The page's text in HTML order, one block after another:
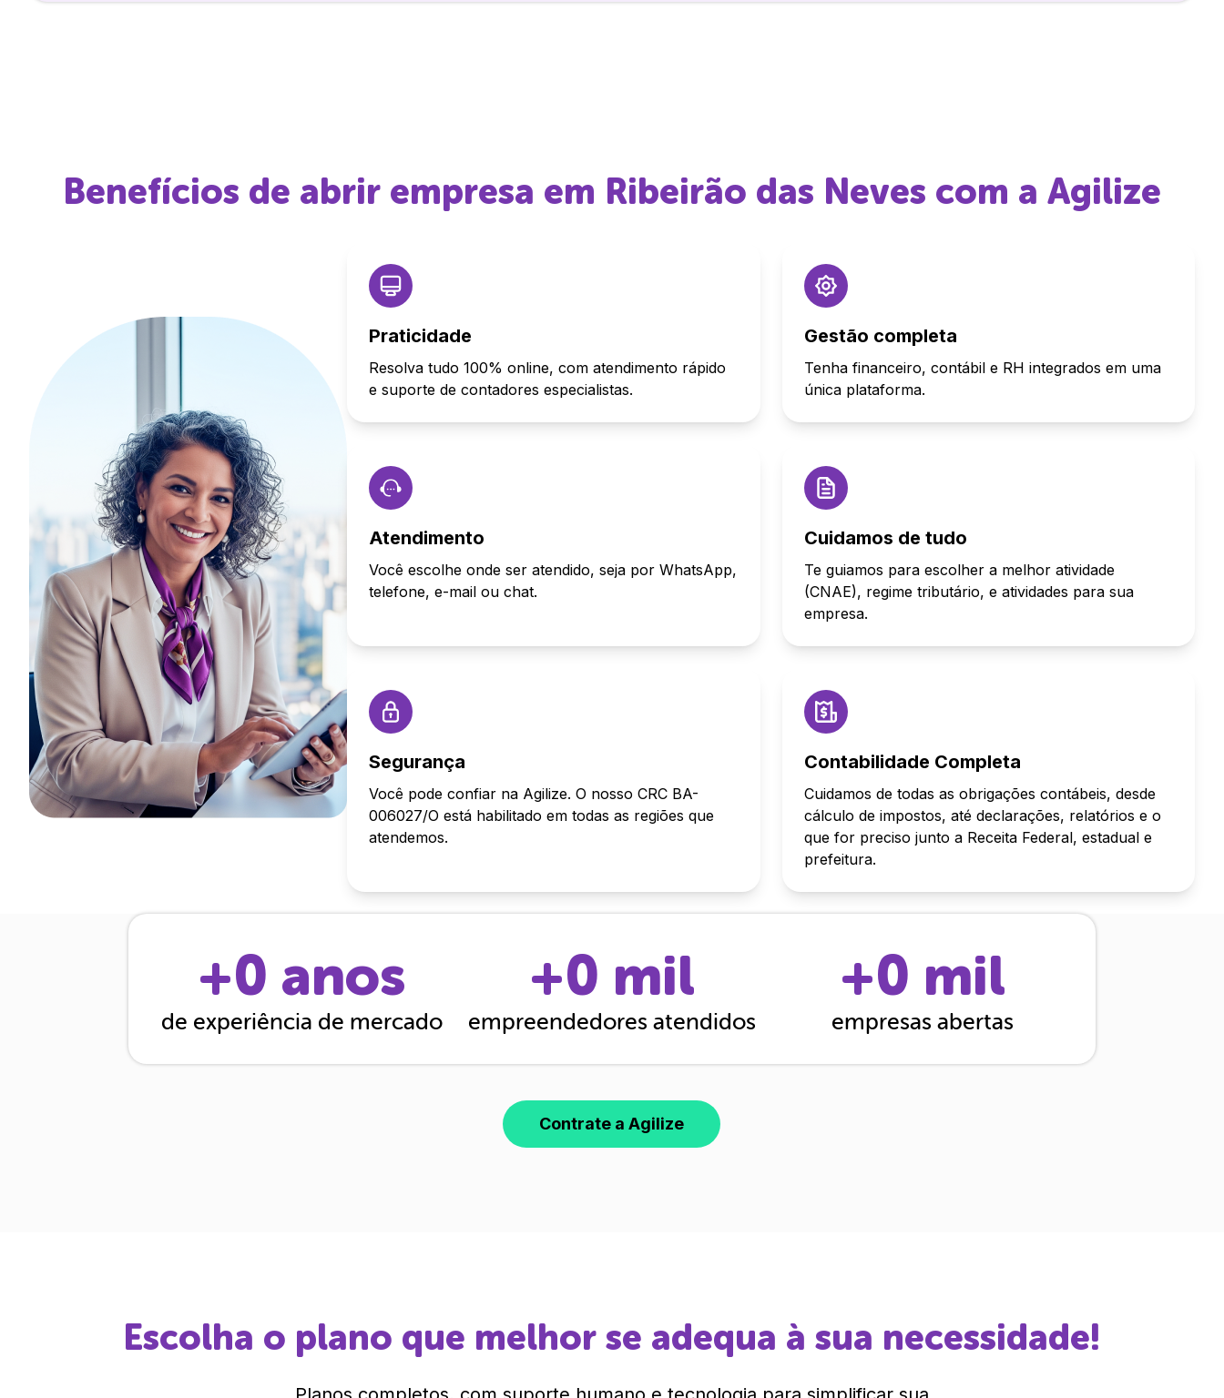
Benefícios de abrir empresa em Ribeirão das Neves com a Agilize
Praticidade
Resolva tudo 100% online, com atendimento rápido
e suporte de contadores especialistas.
Gestão completa
Tenha financeiro, contábil e RH integrados em uma
única plataforma.
Atendimento
Você escolhe onde ser atendido, seja por WhatsApp,
telefone, e-mail ou chat.
Cuidamos de tudo
Te guiamos para escolher a melhor atividade
(CNAE), regime tributário, e atividades para sua
empresa.
Segurança
Você pode confiar na Agilize. O nosso CRC BA-
006027/O está habilitado em todas as regiões que
atendemos.
Contabilidade Completa
Cuidamos de todas as obrigações contábeis, desde
cálculo de impostos, até declarações, relatórios e o
que for preciso junto a Receita Federal, estadual e
prefeitura.
+0 anos
de experiência de mercado
+0 mil
empreendedores atendidos
+0 mil
empresas abertas
Contrate a Agilize
Escolha o plano que melhor se adequa à sua necessidade!